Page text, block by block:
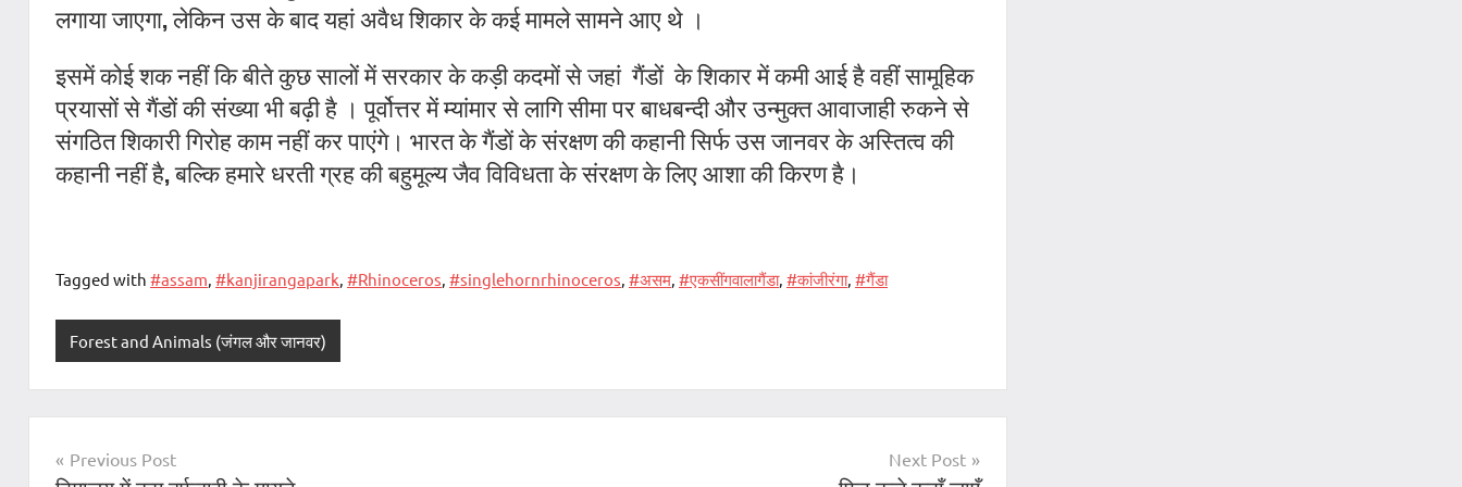
लगाया जाएगा,लेकिन उस के बाद यहां अवैध शिकार के कई मामले सामने आए थे ।
इसमें कोई शक नहीं कि बीते कुछ सालों में सरकार के कड़ी कदमों से जहां गैंडों के शिकार में कमी आई है वहीं सामूहिक
प्रयासों से गैंडों की संख्या भी बढ़ी है । पूर्वोत्तर में म्यांमार से लागि सीमा पर बाधबन्दी और उन्मुक्त आवाजाही रुकने से
संगठित शिकारी गिरोह काम नहीं कर पाएंगे। भारत के गैंडों के संरक्षण की कहानी सिर्फ उस जानवर के अस्तित्व की
कहानी नहीं है, बल्कि हमारे धरती ग्रह की बहुमूल्य जैव विविधता के संरक्षण के लिए आशा की किरण है।
Tagged with #assam, #kanjirangapark, #Rhinoceros, #singlehornrhinoceros, #असम, #एकसींगवालागैंडा, #कांजीरंगा, #गैंडा
Forest and Animals (जंगल और जानवर)
Post
Previous Post Next Post